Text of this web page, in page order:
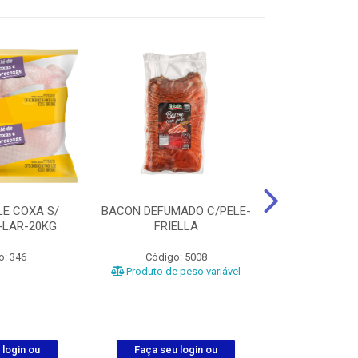
COXA S/
20KG
346
login ou
BACON DEFUMADO C/PELE-
FRIELLA
Código: 5008
Produto de peso variável
Faça seu login ou